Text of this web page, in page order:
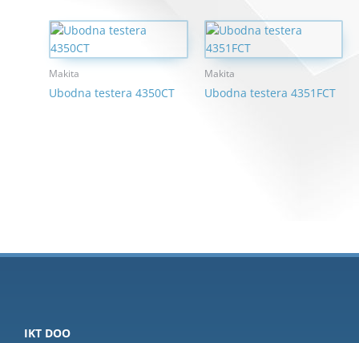
Makita
Ubodna testera 4350CT
Makita
Ubodna testera 4351FCT
IKT DOO